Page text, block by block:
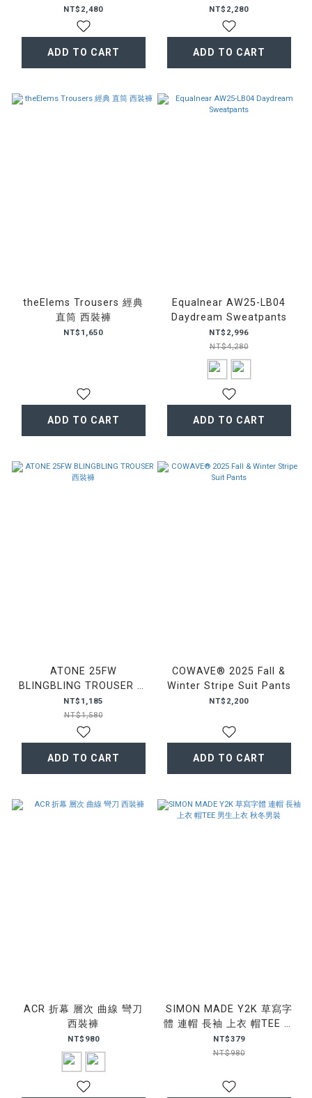
NT$2,480
ADD TO CART
Trousers 西裝褲
NT$2,280
ADD TO CART
theElems Trousers 經典
直筒 西裝褲
NT$1,650
ADD TO CART
Equalnear AW25-LB04
Daydream Sweatpants
NT$2,996
NT$4,280
ADD TO CART
ATONE 25FW
BLINGBLING TROUSER 西
裝褲
NT$1,185
NT$1,580
ADD TO CART
COWAVE® 2025 Fall &
Winter Stripe Suit Pants
NT$2,200
ADD TO CART
ACR 折幕 層次 曲線 彎刀
西裝褲
NT$980
SIMON MADE Y2K 草寫字
體 連帽 長袖 上衣 帽TEE 男
生上衣 秋冬男裝
NT$379
NT$980